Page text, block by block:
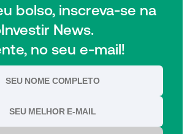
bolso, inscreva-se na
News.
no seu e-mail!